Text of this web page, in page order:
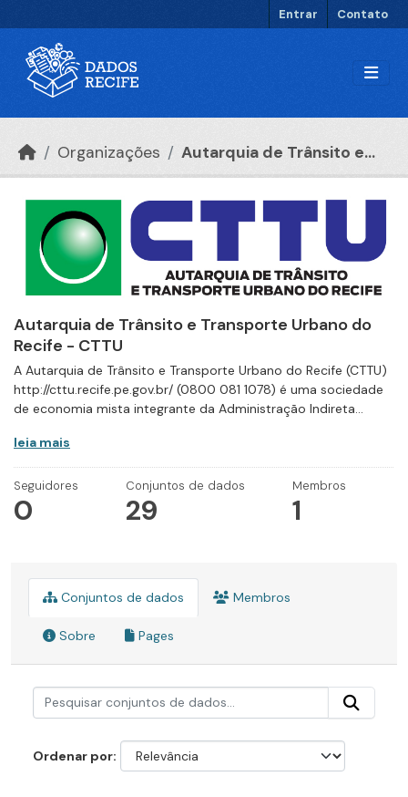
Entrar Contato
Organizações Autarquia de Trânsito e...
Autarquia de Trânsito e Transporte Urbano do
Recife - CTTU
A Autarquia de Trânsito e Transporte Urbano do Recife (CTTU)
http://cttu.recife.pe.gov.br/ (0800 081 1078) é uma sociedade
de economia mista integrante da Administração Indireta...
leia mais
Seguidores
0
Conjuntos de dados
29
Membros
1
Conjuntos de dados Membros
Sobre Pages
Ordenar por